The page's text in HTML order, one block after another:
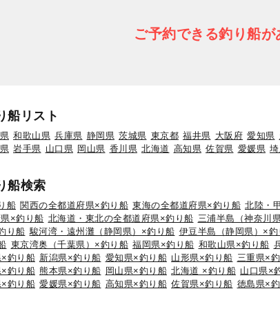
ご予約できる釣り船が
船リスト
和歌山県 兵庫県 静岡県 茨城県 東京都 福井県 大阪府 愛知県
岩手県 山口県 岡山県 香川県 北海道 高知県 佐賀県 愛媛県
船検索
船 関西の全都道府県×釣り船 東海の全都道府県×釣り船 北陸・
×釣り船 北海道・東北の全都道府県×釣り船 三浦半島（神奈川
り船 駿河湾・遠州灘（静岡県）×釣り船 伊豆半島（静岡県）×釣
東京湾奥（千葉県）×釣り船 福岡県×釣り船 和歌山県×釣り船
×釣り船 新潟県×釣り船 愛知県×釣り船 山形県×釣り船 三重県×
釣り船 熊本県×釣り船 岡山県×釣り船 北海道 ×釣り船 山口県×
釣り船 愛媛県×釣り船 高知県×釣り船 佐賀県×釣り船 徳島県×